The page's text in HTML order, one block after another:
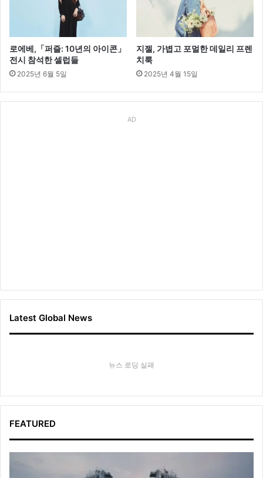
로에베,「퍼즐: 10년의 아이콘」
전시 참석한 셀럽들
2025년 6월 5일
지젤, 가볍고 포멀한 데일리 프렌
치룩
2025년 4월 15일
AD
Latest Global News
뉴스 로딩 실패
FEATURED